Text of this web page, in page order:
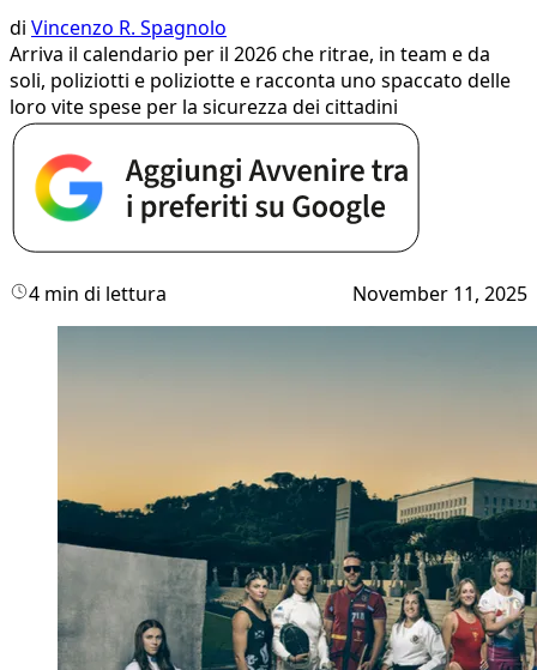
di Vincenzo R. Spagnolo
Arriva il calendario per il 2026 che ritrae, in team e da
soli, poliziotti e poliziotte e racconta uno spaccato delle
loro vite spese per la sicurezza dei cittadini
4 min di lettura November 11, 2025